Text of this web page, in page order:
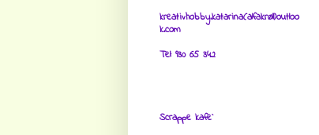
kreativhobby.katarina(alfakrøll)outloo
k.com
Tel: 930 65 342
Scrappe kafe`